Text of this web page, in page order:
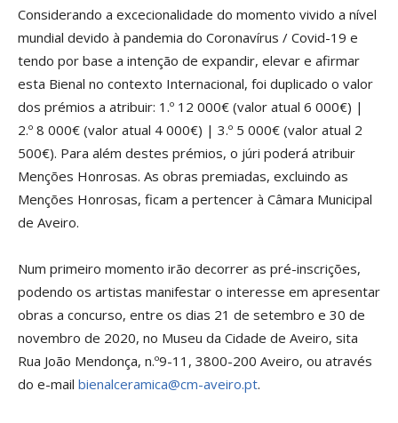
Considerando a excecionalidade do momento vivido a nível
mundial devido à pandemia do Coronavírus / Covid-19 e
tendo por base a intenção de expandir, elevar e afirmar
esta Bienal no contexto Internacional, foi duplicado o valor
dos prémios a atribuir: 1.º 12 000€ (valor atual 6 000€) |
2.º 8 000€ (valor atual 4 000€) | 3.º 5 000€ (valor atual 2
500€). Para além destes prémios, o júri poderá atribuir
Menções Honrosas. As obras premiadas, excluindo as
Menções Honrosas, ficam a pertencer à Câmara Municipal
de Aveiro.
Num primeiro momento irão decorrer as pré-inscrições,
podendo os artistas manifestar o interesse em apresentar
obras a concurso, entre os dias 21 de setembro e 30 de
novembro de 2020, no Museu da Cidade de Aveiro, sita
Rua João Mendonça, n.º9-11, 3800-200 Aveiro, ou através
do e-mail bienalceramica@cm-aveiro.pt.